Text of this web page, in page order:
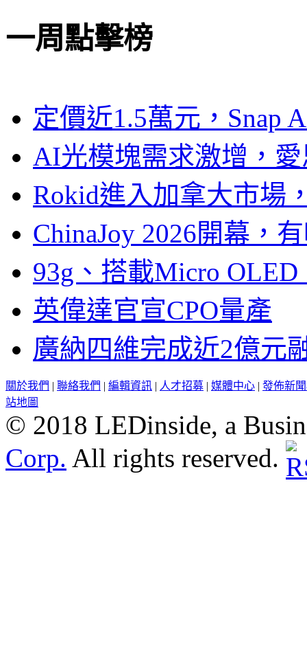
一周點擊榜
定價近1.5萬元，Snap
AI光模塊需求激增，
Rokid進入加拿大市場
ChinaJoy 2026開幕，
93g、搭載Micro
英偉達官宣CPO量產
廣納四維完成近2億元
關於我們 | 聯絡我們 | 編輯資訊 | 人才招募 | 媒體中心 | 發佈新
站地圖
© 2018 LEDinside, a
Corp. All rights reserved.